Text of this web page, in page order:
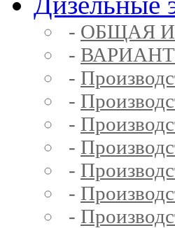
- ОБЩАЯ
-
-
-
-
-
-
-
-